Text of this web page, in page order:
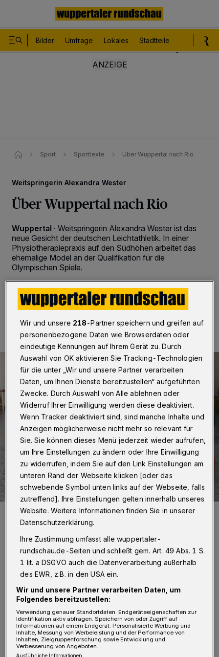
Bilder Umfrage Lokales Stadtteile
Sport Sporttexte Über Wuppertal nach Rio
Weitspringerin Alexandra Wester
Über Wuppertal nach Rio
Wuppertal · Weitspringerin Alexandra Wester ist das
neue Gesicht der deutschen Leichtathletik. In einer
Physiotherapiepraxis auf den Südhöhen arbeitet das
ehemalige Model an der Qualifikation für die
Olympischen Spiele.
03.07.2016 , 11:10 Uhr 2 Minuten Lesezeit
Übungen für den großen Sprung: Physiotherapeut Sanel Goran mit
Alexandra Wester beim Training in der Praxis von Klaus Meyer.
Von Martin Schneider
E s sind entscheidende Wochen im
Sportlerleben von Alexandra Wester.
Nächste Woche finden die Leichtathletik-
Wir und unsere 218-Partner speichern und greifen auf
personenbezogene Daten wie Browserdaten oder
eindeutige Kennungen auf Ihrem Gerät zu. Durch
Auswahl von OK aktivieren Sie Tracking-Technologien
für die unter „Wir und unsere Partner verarbeiten
Daten, um Ihnen Dienste bereitzustellen“ aufgeführten
Zwecke. Durch Auswahl von Alle ablehnen oder
Widerruf Ihrer Einwilligung werden diese deaktiviert.
Wenn Tracker deaktiviert sind, sind manche Inhalte und
Anzeigen möglicherweise nicht mehr so relevant für
Sie. Sie können dieses Menü jederzeit wieder aufrufen,
um Ihre Einstellungen zu ändern oder Ihre Einwilligung
zu widerrufen, indem Sie auf den Link Einstellungen am
unteren Rand der Webseite klicken [oder das
schwebende Symbol unten links auf der Webseite, falls
zutreffend]. Ihre Einstellungen gelten innerhalb unseres
Website. Weitere Informationen finden Sie in unserer
Datenschutzerklärung.
Ihre Zustimmung umfasst alle wuppertaler-
rundschau.de-Seiten und schließt gem. Art. 49 Abs. 1 S.
1 lit. a DSGVO auch die Datenverarbeitung außerhalb
des EWR, z.B. in den USA ein.
Wir und unsere Partner verarbeiten Daten, um
Folgendes bereitzustellen:
Verwendung genauer Standortdaten. Endgeräteeigenschaften zur
Identifikation aktiv abfragen. Speichern von oder Zugriff auf
Informationen auf einem Endgerät. Personalisierte Werbung und
Inhalte, Messung von Werbeleistung und der Performance von
Inhalten, Zielgruppenforschung sowie Entwicklung und
Verbesserung von Angeboten.
Ausführliche Informationen